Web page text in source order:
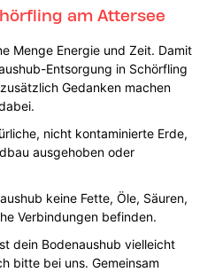
am Attersee
Menge Energie und Zeit. Damit
Entsorgung in Schörfling
Gedanken machen
nicht kontaminierte Erde,
ausgehoben oder
keine Fette, Öle, Säuren,
Verbindungen befinden.
dein Bodenaushub vielleicht
bitte bei uns. Gemeinsam